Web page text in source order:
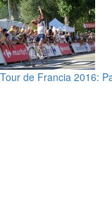
Tour de Francia 2016: